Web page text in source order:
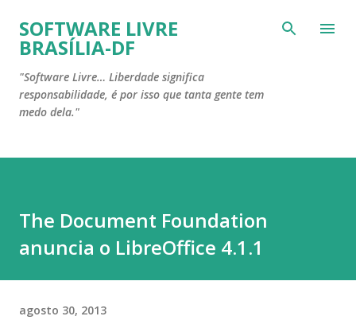
Pular para o conteúdo principal
SOFTWARE LIVRE
BRASÍLIA-DF
"Software Livre… Liberdade significa
responsabilidade, é por isso que tanta gente tem
medo dela."
The Document Foundation
anuncia o LibreOffice 4.1.1
agosto 30, 2013